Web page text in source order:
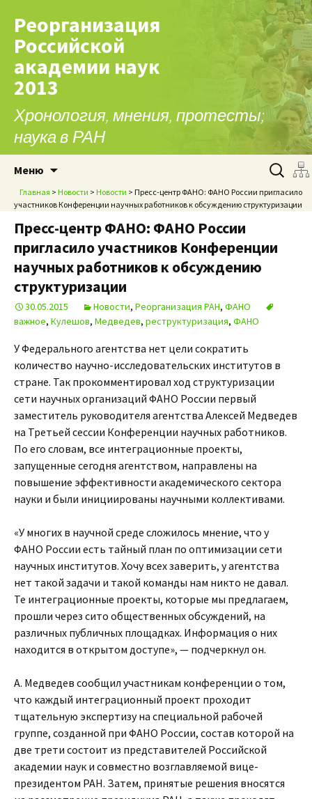
Реорганизация
Российской
академии наук
2013
Хронология, мнения, протесты;
наука в РАН
Меню Найти:
Главная > Новости > Новости > Пресс-центр ФАНО: ФАНО России пригласило
участников Конференции научных работников к обсуждению структуризации
Пресс-центр ФАНО: ФАНО России
пригласило участников Конференции
научных работников к обсуждению
структуризации
30.05.2015 Новости, Реорганизация РАН, ФАНО
важное, Кулешов, Медведев, реструктуризация, ФАНО
У Федерального агентства нет цели сократить
количество научно-исследовательских институтов в
стране. Так прокомментировал ход структуризации
сети научных организаций ФАНО России первый
заместитель руководителя агентства Алексей Медведев
на Третьей сессии Конференции научных работников.
По его словам, все интеграционные проекты,
запущенные сегодня агентством, направлены на
повышение эффективности академического сектора
науки и были инициированы научными коллективами.
«У многих в научной среде сложилось мнение, что у
ФАНО России есть тайный план по оптимизации сети
научных институтов. Хочу всех заверить, у агентства
нет такой задачи и такой команды нам никто не давал.
Те интеграционные проекты, которые мы предлагаем,
прошли через сито общественных обсуждений, на
различных публичных площадках. Информация о них
находится в открытом доступе», — подчеркнул он.
А. Медведев сообщил участникам конференции о том,
что каждый интеграционный проект проходит
тщательную экспертизу на специальной рабочей
группе, созданной при ФАНО России, состав которой на
две трети состоит из представителей Российской
академии наук и совместно возглавляемой вице-
президентом РАН. Затем, принятые решения вносятся